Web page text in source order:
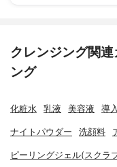
クレンジング関
ング
化粧水 乳液 美容液 導
ナイトパウダー 洗顔料
ピーリングジェル(スクラ